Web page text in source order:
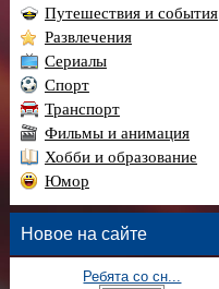
Путешествия и события
Развлечения
Сериалы
Спорт
Транспорт
Фильмы и анимация
Хобби и образование
Юмор
Новое на сайте
Ребята со сн...